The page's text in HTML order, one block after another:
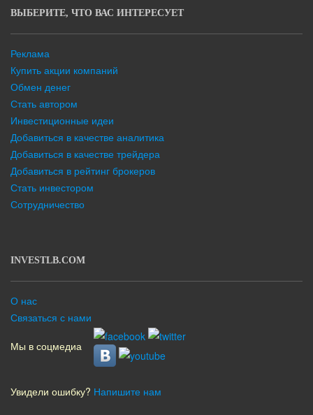
ВЫБЕРИТЕ, ЧТО ВАС ИНТЕРЕСУЕТ
Реклама
Купить акции компаний
Обмен денег
Стать автором
Инвестиционные идеи
Добавиться в качестве аналитика
Добавиться в качестве трейдера
Добавиться в рейтинг брокеров
Стать инвестором
Сотрудничество
INVESTLB.COM
О нас
Связаться с нами
Мы в соцмедиа
Увидели ошибку? Напишите нам